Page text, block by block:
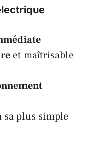
et maîtrisable
sa plus simple